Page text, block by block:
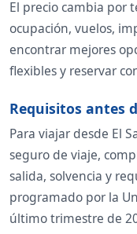
El precio cambia por
ocupación, vuelos,
encontrar mejores
flexibles y reservar
Requisitos antes
Para viajar desde El
seguro de viaje,
salida, solvencia y
programado por la
último trimestre de